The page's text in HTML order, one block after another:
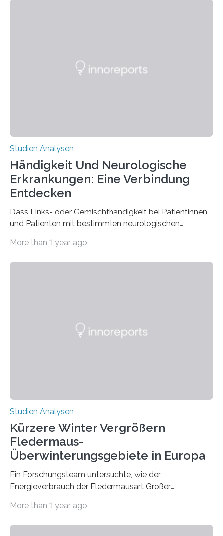
biologisch abbaubar. Wenn es gelingt, die Produktion
Studien Analysen
Händigkeit Und Neurologische
Erkrankungen: Eine Verbindung
Entdecken
Dass Links- oder Gemischthändigkeit bei Patientinnen
und Patienten mit bestimmten neurologischen
auffällig häufig vorkommt, ist eine oft berichtete
konnten ihn mal belegen, mal nicht. Eine Meta-Analyse,
More than 1 year ago
Studien Analysen
Kürzere Winter Vergrößern
Fledermaus-
Überwinterungsgebiete in Europa
Ein Forschungsteam untersuchte, wie der
Energieverbrauch der Fledermausart Großer
erstellte ein Modell, mit dem sich vorhersagen lässt, in
More than 1 year ago